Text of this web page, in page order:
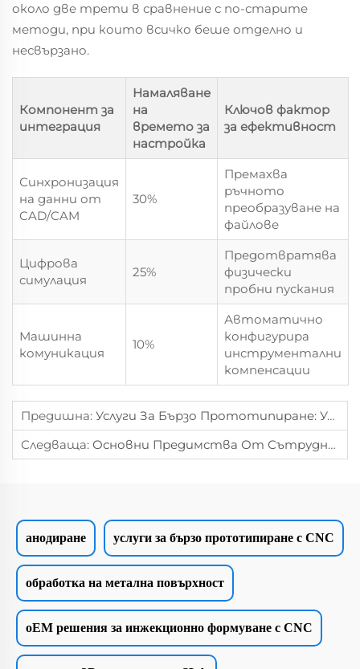
около две трети в сравнение с по-старите
методи, при които всичко беше отделно и
несвързано.
Компонент за
интеграция
Намаляване
на
времето за
настройка
Ключов фактор
за ефективност
Синхронизация
на данни от
CAD/CAM
30%
Премахва
ръчното
преобразуване на
файлове
Цифрова
симулация
25%
Предотвратява
физически
пробни пускания
Машинна
комуникация
10%
Автоматично
конфигурира
инструментални
компенсации
Предишна: Услуги За Бързо Прототипиране: Ускорете Процеса На Стартиране На Вашия Продукт
Следваща: Основни Предимства От Сътрудничество С Професионална Машинна Работилница За Нестандартни Части
анодиране услуги за бързо прототипиране с CNC
обработка на метална повърхност
oEM решения за инжекционно формуване с CNC